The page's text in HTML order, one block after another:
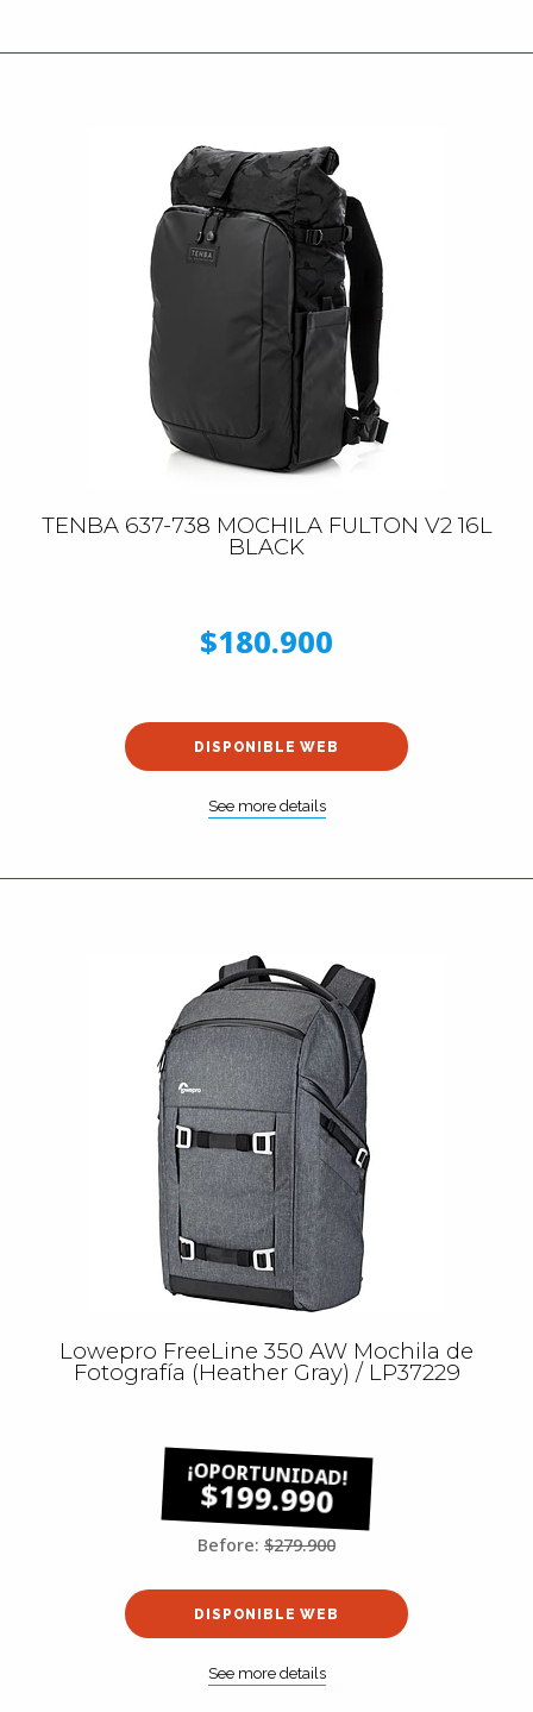
TENBA 637-738 MOCHILA FULTON V2 16L
BLACK
$180.900
DISPONIBLE WEB
See more details
Lowepro FreeLine 350 AW Mochila de
Fotografía (Heather Gray) / LP37229
$199.990
Before: $279.900
DISPONIBLE WEB
See more details